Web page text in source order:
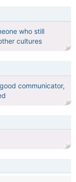
who still
cultures
communicator,